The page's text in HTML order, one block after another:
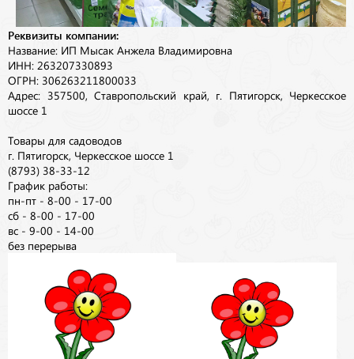
Реквизиты компании:
Название: ИП Мысак Анжела Владимировна
ИНН: 263207330893
ОГРН: 306263211800033
Адрес: 357500, Ставропольский край, г. Пятигорск, Черкесское
шоссе 1
Товары для садоводов
г. Пятигорск, Черкесское шоссе 1
(8793) 38-33-12
График работы:
пн-пт - 8-00 - 17-00
сб - 8-00 - 17-00
вс - 9-00 - 14-00
без перерыва